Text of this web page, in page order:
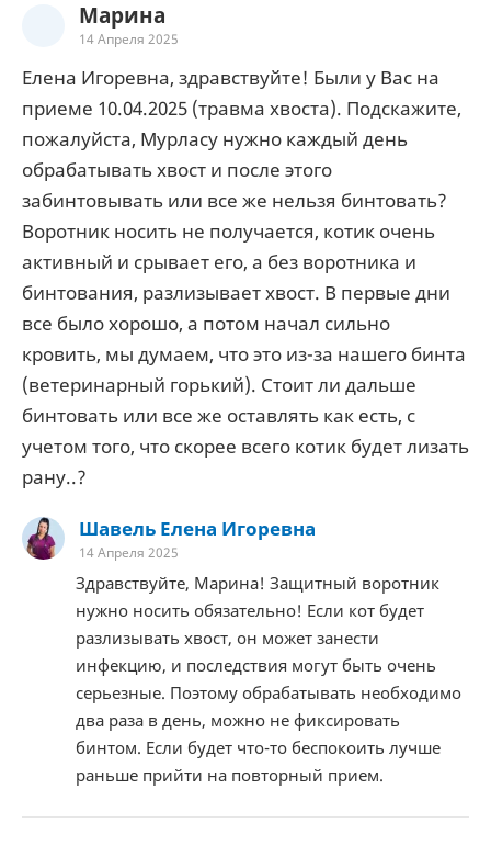
Марина
14 Апреля 2025
Елена Игоревна, здравствуйте! Были у Вас на
приеме 10.04.2025 (травма хвоста). Подскажите,
пожалуйста, Мурласу нужно каждый день
обрабатывать хвост и после этого
забинтовывать или все же нельзя бинтовать?
Воротник носить не получается, котик очень
активный и срывает его, а без воротника и
бинтования, разлизывает хвост. В первые дни
все было хорошо, а потом начал сильно
кровить, мы думаем, что это из-за нашего бинта
(ветеринарный горький). Стоит ли дальше
бинтовать или все же оставлять как есть, с
учетом того, что скорее всего котик будет лизать
рану..?
Шавель Елена Игоревна
14 Апреля 2025
Здравствуйте, Марина! Защитный воротник
нужно носить обязательно! Если кот будет
разлизывать хвост, он может занести
инфекцию, и последствия могут быть очень
серьезные. Поэтому обрабатывать необходимо
два раза в день, можно не фиксировать
бинтом. Если будет что-то беспокоить лучше
раньше прийти на повторный прием.